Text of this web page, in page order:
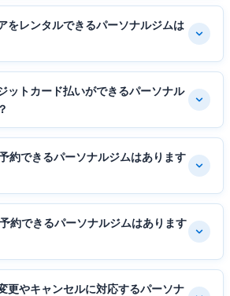
をレンタルできるパーソナルジムは
ットカード払いができるパーソナル
約できるパーソナルジムはあります
約できるパーソナルジムはあります
更やキャンセルに対応するパーソナ